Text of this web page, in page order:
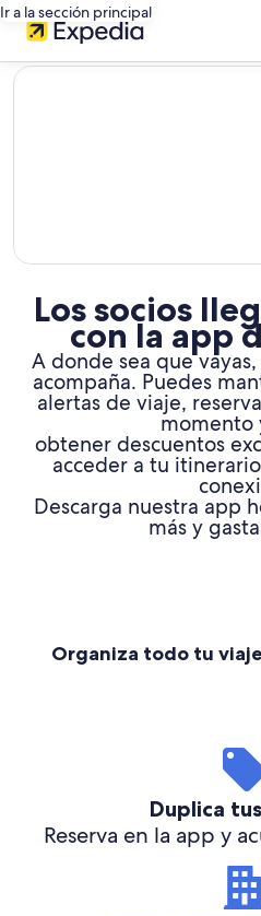
Ir a la sección principal
editorial
Los socios
con la app
A donde sea que
acompaña. Puedes
alertas de viaje,
momento
obtener descuentos
acceder a tu
Descarga nuestra app
más y
Organiza todo tu
Duplica
Reserva en la app y